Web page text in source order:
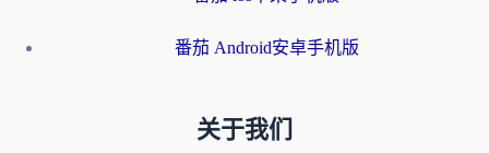
番茄 Android安卓手机版
关于我们